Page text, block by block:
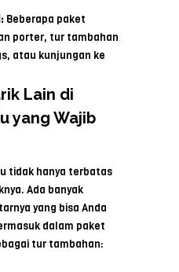
Beberapa paket
porter, tur tambahan
atau kunjungan ke
Lain di
yang Wajib
tidak hanya terbatas
Ada banyak
yang bisa Anda
dalam paket
tur tambahan: